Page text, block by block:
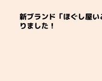
新ブランド「ほぐし屋
りました！